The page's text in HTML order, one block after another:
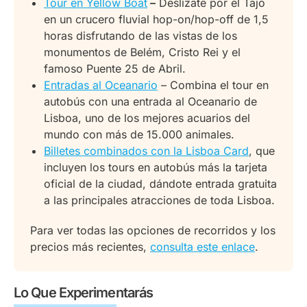
Jardín de la Estrella
El Tour Lisboa Moderna
La Ruta Lisboa Moderna comienza en la
Restauradores y visita 13 paradas, entre ellas:
Restauradores
Plaza del Rossio
Avenida da Liberdade
Barrio de Graça
Panteón Nacional / Mercadillo
Terminal de Cruceros de Lisboa
Beato Creative Hub
Barrio de Marvila / Amália
Centro de Exposiciones FIL
socio, no incluye parada en Belém.
Se admiten mascotas, siempre que cumplan las
condiciones de transporte aplicables.
Panteón Nacional (interior con entrada, visita a la
terraza extra)
Museo del Azulejo
Oceanario de Lisboa
Torre Vasco da Gama
en un crucero fluvial hop-on/hop-off de 1,5
horas disfrutando de las vistas de los
monumentos de Belém, Cristo Rei y el
famoso Puente 25 de Abril.
Entradas al Oceanario – Combina el tour en
autobús con una entrada al Oceanario de
Lisboa, uno de los mejores acuarios del
mundo con más de 15.000 animales.
Billetes combinados con la Lisboa Card, que
incluyen los tours en autobús más la tarjeta
oficial de la ciudad, dándote entrada gratuita
a las principales atracciones de toda Lisboa.
Para ver todas las opciones de recorridos y los
precios más recientes, consulta este enlace.
Lo Que Experimentarás